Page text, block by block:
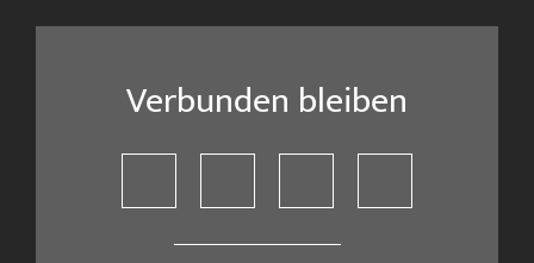
Verbunden bleiben